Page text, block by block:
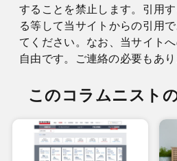
することを禁止します。引用
る等して当サイトからの引用
てください。なお、当サイト
自由です。ご連絡の必要もあり
このコラムニスト